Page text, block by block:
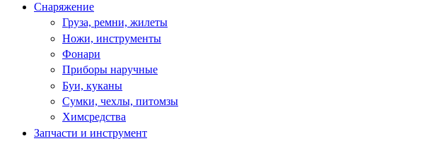
Снаряжение
Груза, ремни, жилеты
Ножи, инструменты
Фонари
Приборы наручные
Буи, куканы
Сумки, чехлы, питомзы
Химсредства
Запчасти и инструмент